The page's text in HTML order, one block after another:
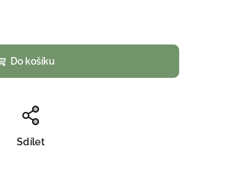
Do košíku
Sdílet